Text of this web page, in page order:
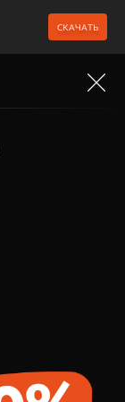
СКАЧАТЬ